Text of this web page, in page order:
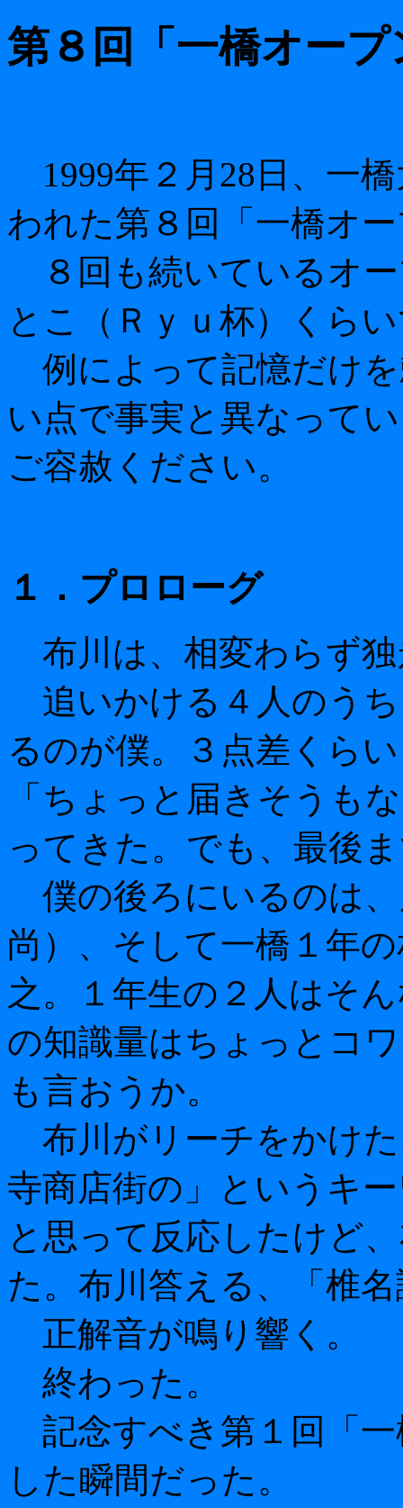
第８回「一橋オープ
1999年２月28日、一
われた第８回「一橋オ
８回も続いているオ
とこ（Ｒｙｕ杯）くら
例によって記憶だけ
い点で事実と異なって
ご容赦ください。
１．プロローグ
布川は、相変わらず
追いかける４人のう
るのが僕。３点差くら
「ちょっと届きそうも
ってきた。でも、最後
僕の後ろにいるのは
尚）、そして一橋１年
之。１年生の２人はそ
の知識量はちょっとコ
も言おうか。
布川がリーチをかけ
寺商店街の」というキ
と思って反応したけど
た。布川答える、「椎
正解音が鳴り響く。
終わった。
記念すべき第１回「
した瞬間だった。